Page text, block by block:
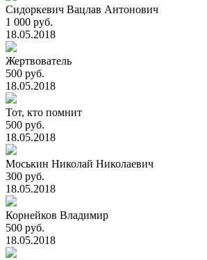
Сидоркевич Вацлав Антонович
1 000 руб.
18.05.2018
Жертвователь
500 руб.
18.05.2018
Тот, кто помнит
500 руб.
18.05.2018
Моськин Николай Николаевич
300 руб.
18.05.2018
Корнейков Владимир
500 руб.
18.05.2018